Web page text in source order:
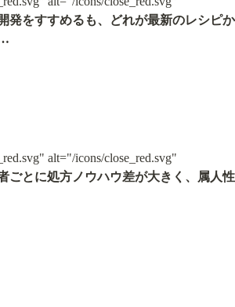
発をすすめるも、どれが最新のレシピか
alt="/icons/close_red.svg"
ごとに処方ノウハウ差が大きく、属人性